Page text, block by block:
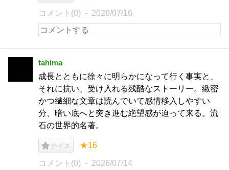
コメント(0) 2026/07/16
tahima
成長とともに徐々に明らかになって行く事実と、
それに抗い、受け入れる残酷なストーリー。緻密
かつ繊細な文章は読んでいて感情移入しやすい
分、暗い底へと突き進む絶望感が迫って来る。流
石の世界的名著。
ナイス ★16
コメント(0) 2026/07/14